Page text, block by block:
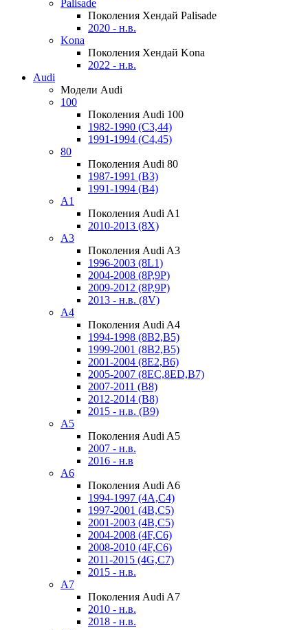
Palisade
Поколения Хендай Palisade
2020 - н.в.
Kona
Поколения Хендай Kona
2022 - н.в.
Audi
Модели Audi
100
Поколения Audi 100
1982-1990 (С3,44)
1991-1994 (С4,45)
80
Поколения Audi 80
1987-1991 (B3)
1991-1994 (B4)
A1
Поколения Audi A1
2010-2013 (8X)
A3
Поколения Audi A3
1996-2003 (8L1)
2004-2008 (8P,9P)
2009-2012 (8P,9P)
2013 - н.в. (8V)
A4
Поколения Audi A4
1994-1998 (8B2,B5)
1999-2001 (8B2,B5)
2001-2004 (8E2,B6)
2005-2007 (8EC,8ED,B7)
2007-2011 (B8)
2012-2014 (B8)
2015 - н.в. (B9)
A5
Поколения Audi A5
2007 - н.в.
2016 - н.в
A6
Поколения Audi A6
1994-1997 (4A,C4)
1997-2001 (4B,C5)
2001-2003 (4B,C5)
2004-2008 (4F,C6)
2008-2010 (4F,C6)
2011-2015 (4G,C7)
2015 - н.в.
A7
Поколения Audi A7
2010 - н.в.
2018 - н.в.